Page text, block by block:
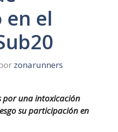
el
zonarunners
por una intoxicación
su participación en